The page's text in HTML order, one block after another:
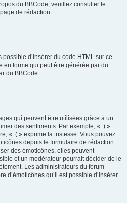
du BBCode, veuillez consulter le
de rédaction.
possible d’insérer du code HTML sur ce
en forme qui peut être générée par du
du BBCode.
qui peuvent être utilisées grâce à un
des sentiments. Par exemple, « :) »
« :( » exprime la tristesse. Vous pouvez
depuis le formulaire de rédaction.
des émoticônes, elles peuvent
et un modérateur pourrait décider de le
Les administrateurs du forum
d’émoticônes qu’il est possible d’insérer